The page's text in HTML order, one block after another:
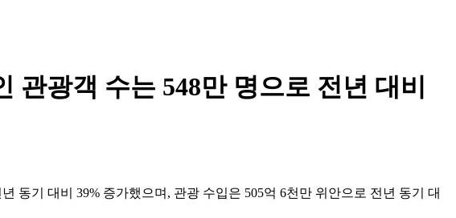
관광객 수는 548만 명으로 전년 대비
동기 대비 39% 증가했으며, 관광 수입은 505억 6천만 위안으로 전년 동기 대